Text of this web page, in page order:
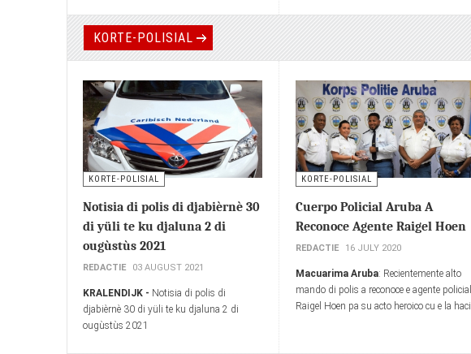
Community Church pa e fundacion.
KORTE-POLISIAL
KORTE-POLISIAL
Notisia di polis di djabièrnè 30
di yüli te ku djaluna 2 di
ougùstùs 2021
REDACTIE 03 AUGUST 2021
KRALENDIJK - Notisia di polis di
djabièrnè 30 di yüli te ku djaluna 2 di
ougùstùs 2021
KORTE-POLISIAL
Cuerpo Policial Aruba A
Reconoce Agente Raigel Hoen
REDACTIE 16 JULY 2020
Macuarima Aruba: Recientemente alto
mando di polis a reconoce e agente policial
Raigel Hoen pa su acto heroico cu e la haci